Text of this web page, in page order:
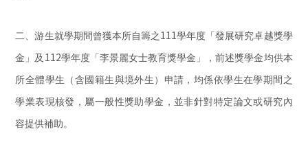
二、游生就學期間曾獲本所自籌之 111學年度「發展研究卓越獎學
金」及 112學年度「李景麗女士教育獎學金」，前述獎學金均供本
所全體學生（含國籍生與境外生）申請，均係依學生在學期間之
學業表現核發，屬一般性獎助學金，並非針對特定論文或研究內
容提供補助。